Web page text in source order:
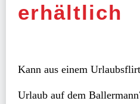
erhältlich
Kann aus einem
Urlaub auf dem